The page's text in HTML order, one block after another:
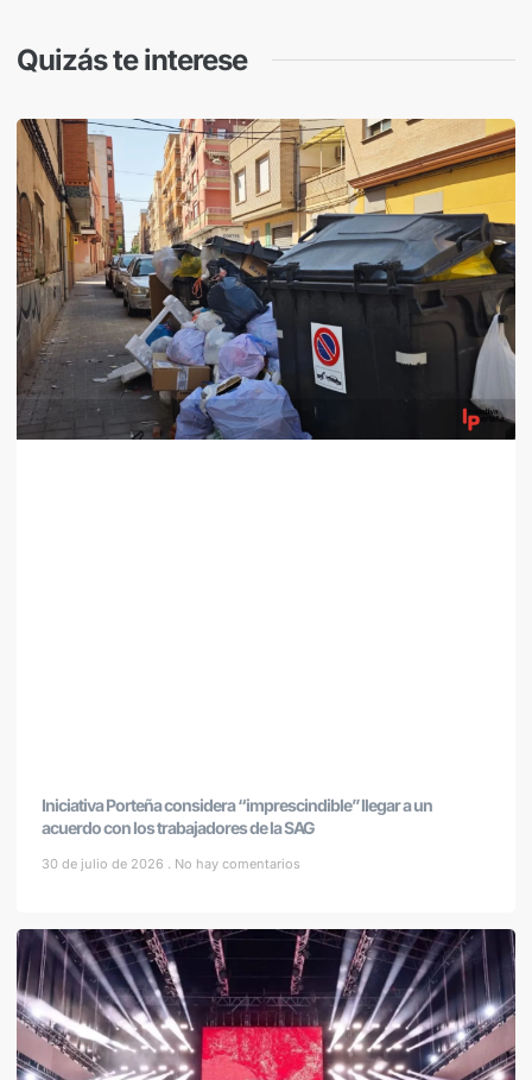
Quizás te interese
Iniciativa Porteña considera “imprescindible” llegar a un
acuerdo con los trabajadores de la SAG
30 de julio de 2026 No hay comentarios